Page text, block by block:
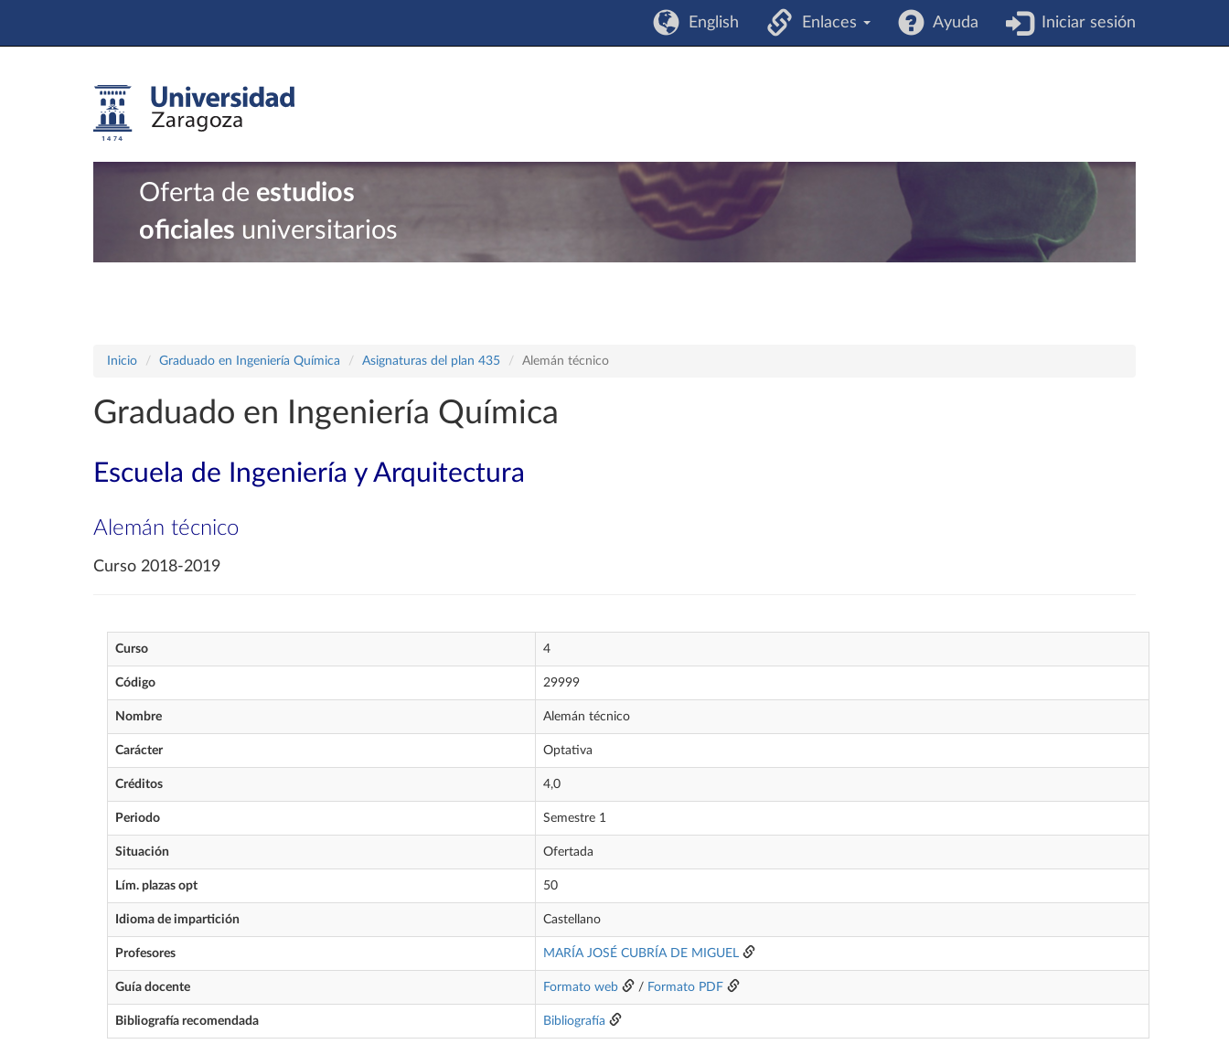
English Enlaces Ayuda Iniciar sesión
Oferta de estudios
oficiales universitarios
Inicio Graduado en Ingeniería Química Asignaturas del plan 435 Alemán técnico
Graduado en Ingeniería Química
Escuela de Ingeniería y Arquitectura
Alemán técnico
Curso 2018-2019
Curso 4
Código 29999
Nombre Alemán técnico
Carácter Optativa
Créditos 4,0
Periodo Semestre 1
Situación Ofertada
Lím. plazas opt 50
Idioma de impartición Castellano
Profesores MARÍA JOSÉ CUBRÍA DE MIGUEL
Guía docente Formato web / Formato PDF
Bibliografía recomendada Bibliografía